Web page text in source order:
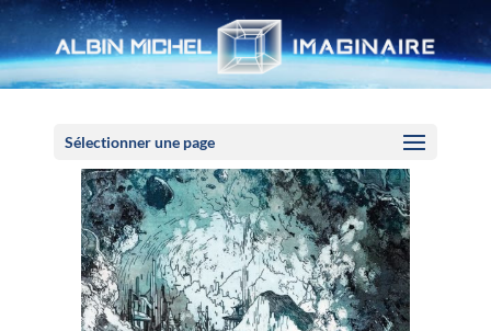
Sélectionner une page
Panneau de gestion des cookies